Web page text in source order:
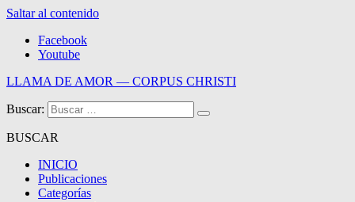
Saltar al contenido
Facebook
Youtube
LLAMA DE AMOR — CORPUS CHRISTI
Blog de la Llama de Amor
Buscar:
BUSCAR
INICIO
Publicaciones
Categorías